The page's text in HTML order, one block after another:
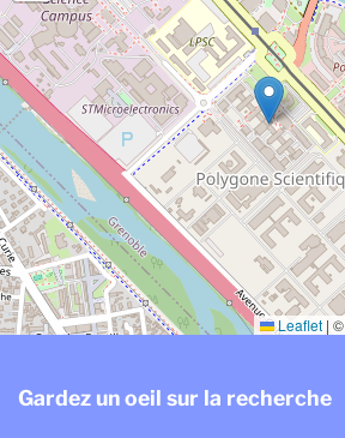
Leaflet | ©
Gardez un oeil sur la recherche